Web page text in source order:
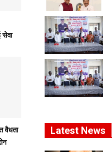
सेवा
वैधता
Latest News